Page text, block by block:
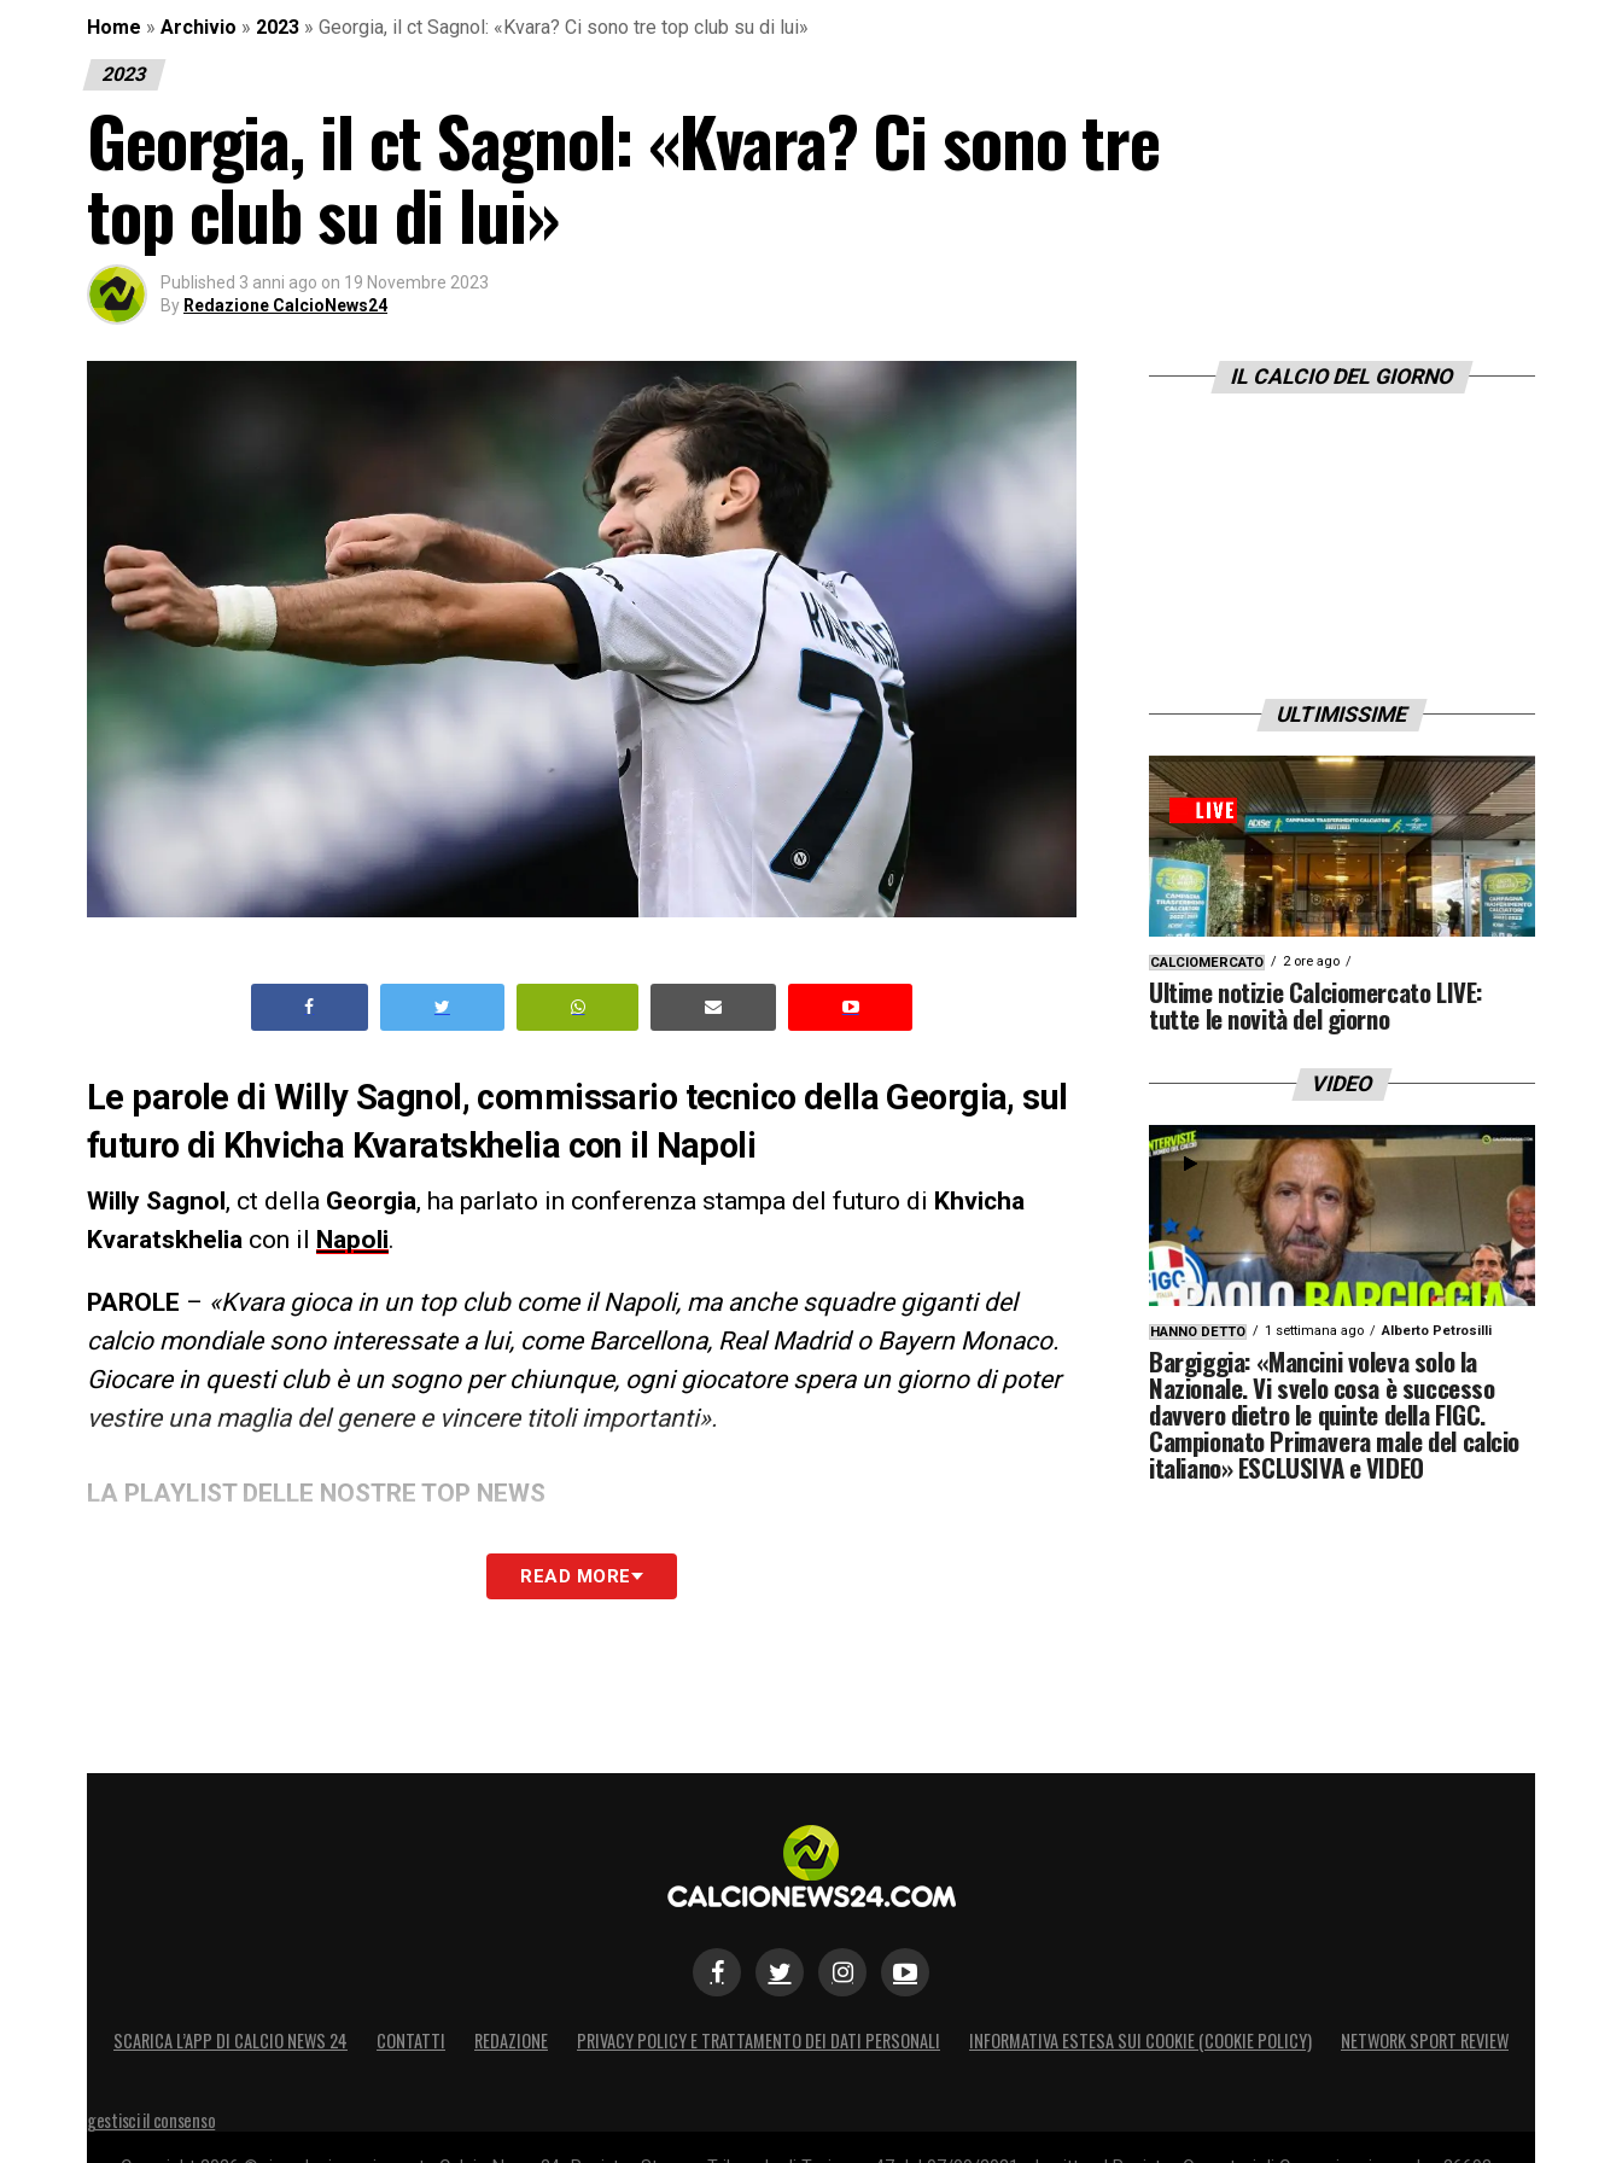
Home » Archivio » 2023 » Georgia, il ct Sagnol: «Kvara? Ci sono tre top club su di lui»
2023
Georgia, il ct Sagnol: «Kvara? Ci sono tre
top club su di lui»
Published 3 anni ago on 19 Novembre 2023
By Redazione CalcioNews24
Le parole di Willy Sagnol, commissario tecnico della Georgia, sul
futuro di Khvicha Kvaratskhelia con il Napoli
Willy Sagnol, ct della Georgia, ha parlato in conferenza stampa del futuro di Khvicha
Kvaratskhelia con il Napoli.
PAROLE – «Kvara gioca in un top club come il Napoli, ma anche squadre giganti del
calcio mondiale sono interessate a lui, come Barcellona, Real Madrid o Bayern Monaco.
Giocare in questi club è un sogno per chiunque, ogni giocatore spera un giorno di poter
vestire una maglia del genere e vincere titoli importanti».
LA PLAYLIST DELLE NOSTRE TOP NEWS
READ MORE
IL CALCIO DEL GIORNO
ULTIMISSIME
CALCIOMERCATO 2 ore ago
Ultime notizie Calciomercato LIVE:
tutte le novità del giorno
VIDEO
HANNO DETTO 1 settimana ago Alberto Petrosilli
Bargiggia: «Mancini voleva solo la
Nazionale. Vi svelo cosa è successo
davvero dietro le quinte della FIGC.
Campionato Primavera male del calcio
italiano» ESCLUSIVA e VIDEO
SCARICA L’APP DI CALCIO NEWS 24 CONTATTI REDAZIONE PRIVACY POLICY E TRATTAMENTO DEI DATI PERSONALI INFORMATIVA ESTESA SUI COOKIE (COOKIE POLICY) NETWORK SPORT REVIEW
gestisci il consenso